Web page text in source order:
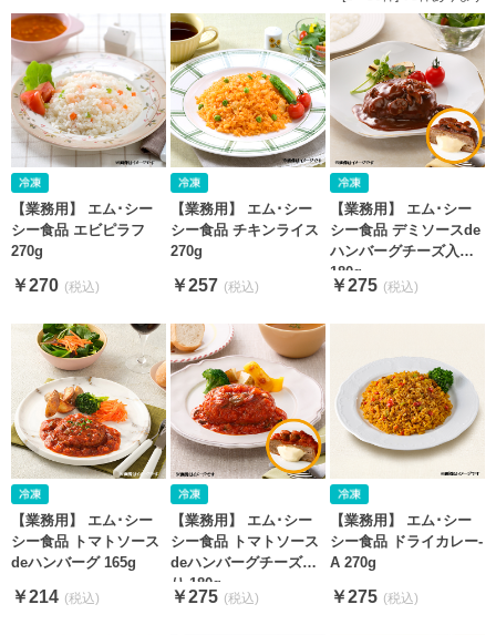
【業務用】 エム･シー
シー食品 エビピラフ
270g
￥270
【業務用】 エム･シー
シー食品 チキンライス
270g
￥257
【業務用】 エム･シー
シー食品 デミソースde
ハンバーグチーズ入り
180g
￥275
【業務用】 エム･シー
シー食品 トマトソース
deハンバーグ 165g
￥214
【業務用】 エム･シー
シー食品 トマトソース
deハンバーグチーズ入
り 180g
￥275
【業務用】 エム･シー
シー食品 ドライカレー-
A 270g
￥275